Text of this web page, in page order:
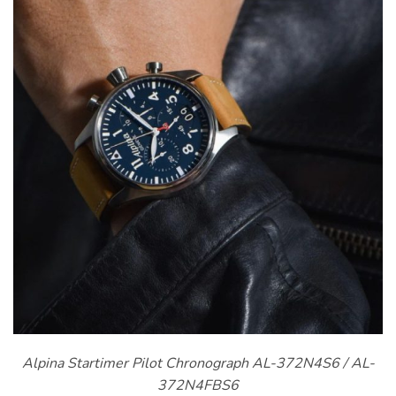
Alpina Startimer Pilot Chronograph AL-372N4S6 / AL-
372N4FBS6